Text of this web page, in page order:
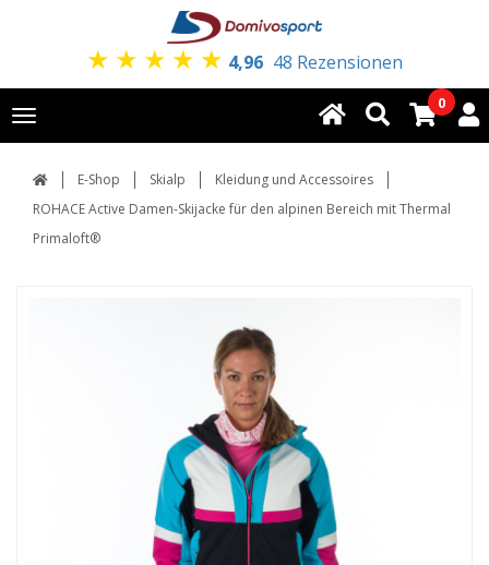
★ ★ ★ ★ ★ 4,96 48 Rezensionen
Toggle
navigation
0
E-Shop Skialp
Kleidung und Accessoires
ROHACE Active Damen-Skijacke für den alpinen Bereich mit Thermal
Primaloft®